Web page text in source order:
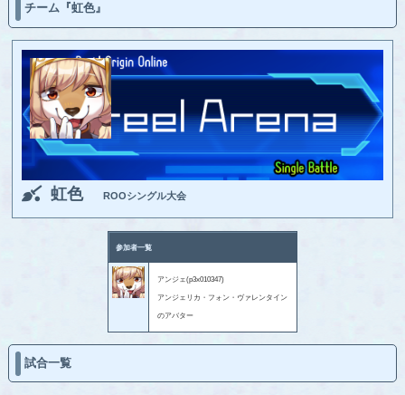
チーム『虹色』
虹色 ROOシングル大会
参加者一覧
アンジェ(p3x010347)
アンジェリカ・フォン・ヴァレンタイン
のアバター
試合一覧